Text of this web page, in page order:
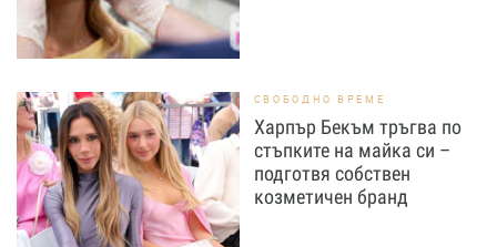
СВОБОДНО ВРЕМЕ
Харпър Бекъм тръгва по
стъпките на майка си –
подготвя собствен
козметичен бранд